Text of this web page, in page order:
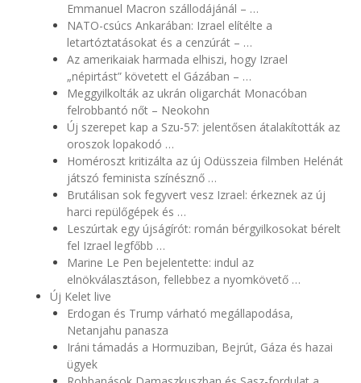
Emmanuel Macron szállodájánál – …
NATO-csúcs Ankarában: Izrael elítélte a
letartóztatásokat és a cenzúrát – …
Az amerikaiak harmada elhiszi, hogy Izrael
„népirtást” követett el Gázában – …
Meggyilkolták az ukrán oligarchát Monacóban
felrobbantó nőt – Neokohn
Új szerepet kap a Szu-57: jelentősen átalakították az
oroszok lopakodó …
Homéroszt kritizálta az új Odüsszeia filmben Helénát
játszó feminista színésznő …
Brutálisan sok fegyvert vesz Izrael: érkeznek az új
harci repülőgépek és …
Leszúrtak egy újságírót: román bérgyilkosokat bérelt
fel Izrael legfőbb …
Marine Le Pen bejelentette: indul az
elnökválasztáson, fellebbez a nyomkövető …
Új Kelet live
Erdogan és Trump várható megállapodása,
Netanjahu panasza
Iráni támadás a Hormuziban, Bejrút, Gáza és hazai
ügyek